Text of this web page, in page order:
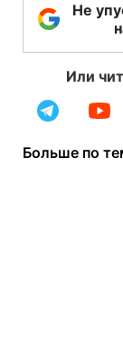
Не
Или
Больше по